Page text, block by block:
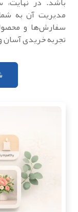
مدیریت آن به
سفارش‌ها و
تجربه خریدی